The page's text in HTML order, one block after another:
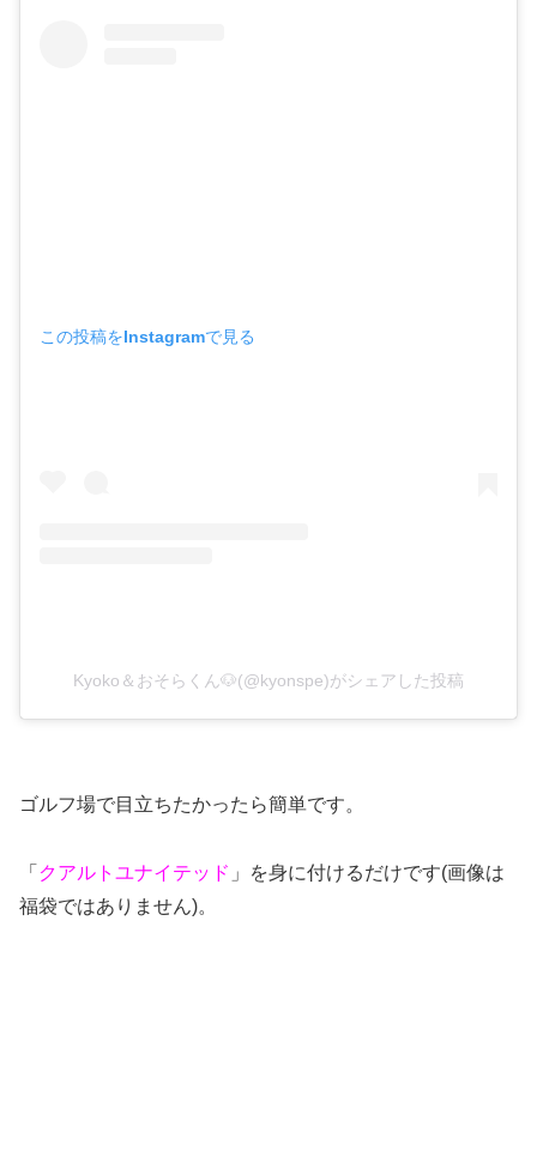
この投稿をInstagramで見る
Kyoko＆おそらくん🐶(@kyonspe)がシェアした投稿
ゴルフ場で目立ちたかったら簡単です。
「 クアルトユナイテッド 」を身に付けるだけです(画像は
福袋ではありません)。